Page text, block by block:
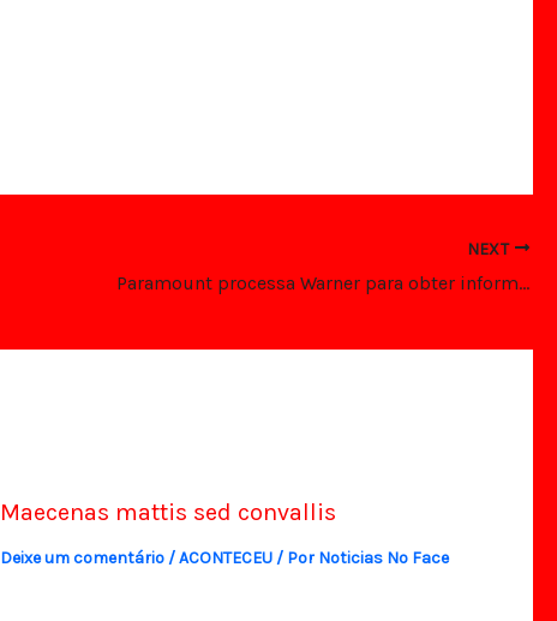
NEXT
Paramount processa Warner para obter informações sobre acordo com Netflix
Maecenas mattis sed convallis
Deixe um comentário /ACONTECEU / Por Noticias No Face